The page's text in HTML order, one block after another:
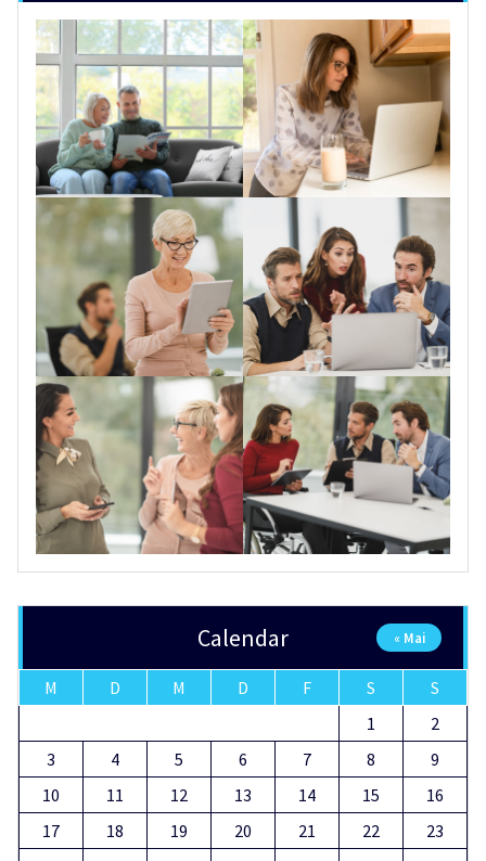
Calendar
M D M D F S
S
1
2
3
4 5 6 7 8
9
10
11 12 13 14 15
16
17
18 19 20 21 22
23
« Mai